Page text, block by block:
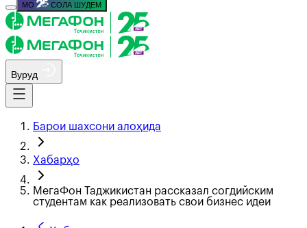
МО СОЛА ШУДЕМ
Вуруд
Барои шахсони алоҳида
Хабарҳо
МегаФон Таджикистан рассказал согдийским
студентам как реализовать свои бизнес идеи